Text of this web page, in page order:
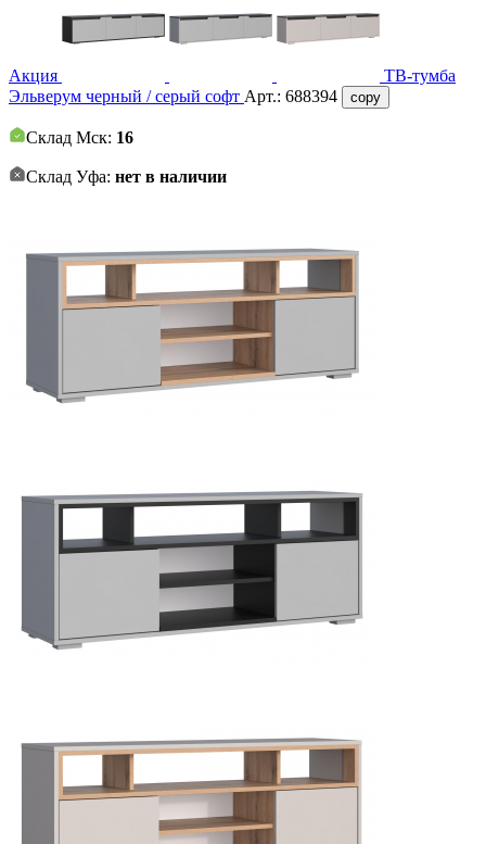
Акция
ТВ-тумба
Эльверум черный / серый софт Арт.: 688394 copy
Склад Мск: 16
Склад Уфа: нет в наличии